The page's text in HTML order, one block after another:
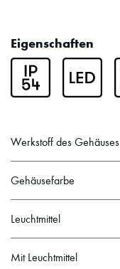
Eigenschaften
Werkstoff des Gehäuses
Gehäusefarbe
Leuchtmittel
Mit Leuchtmittel